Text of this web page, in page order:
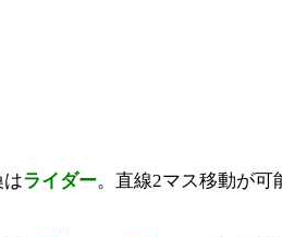
ライダー。直線2マス移動が可